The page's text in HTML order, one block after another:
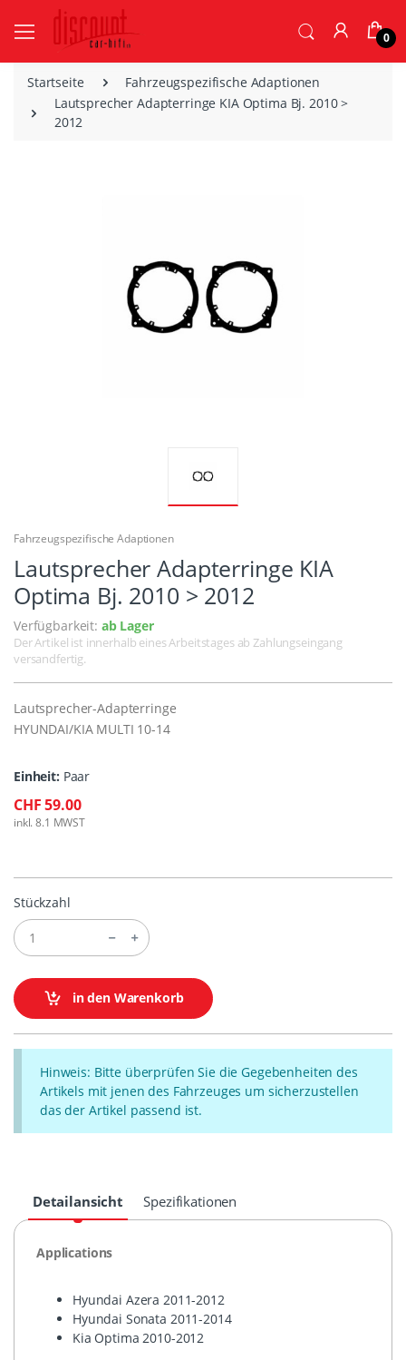
0
Startseite
Fahrzeugspezifische Adaptionen
Lautsprecher Adapterringe KIA Optima Bj. 2010 >
2012
Fahrzeugspezifische Adaptionen
Lautsprecher Adapterringe KIA
Optima Bj. 2010 > 2012
Verfügbarkeit: ab Lager
Der Artikel ist innerhalb eines Arbeitstages ab Zahlungseingang
versandfertig.
Lautsprecher-Adapterringe
HYUNDAI/KIA MULTI 10-14
Einheit: Paar
CHF 59.00
inkl. 8.1 MWST
Stückzahl
in den Warenkorb
Hinweis: Bitte überprüfen Sie die Gegebenheiten des
Artikels mit jenen des Fahrzeuges um sicherzustellen
das der Artikel passend ist.
Detailansicht Spezifikationen
Applications
Hyundai Azera 2011-2012
Hyundai Sonata 2011-2014
Kia Optima 2010-2012